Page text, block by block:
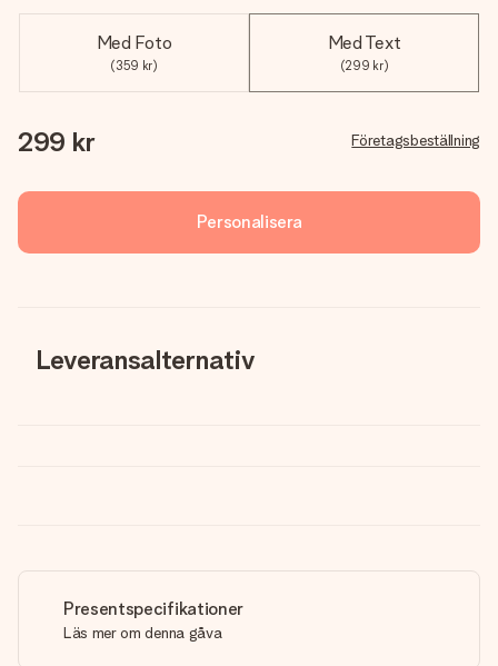
Med Foto
(359 kr)
Med Text
(299 kr)
299 kr Företagsbeställning
Personalisera
Leveransalternativ
Presentspecifikationer
Läs mer om denna gåva